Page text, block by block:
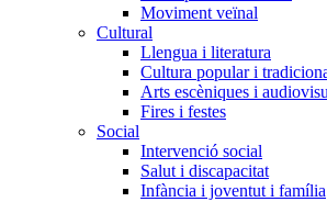
Moviment veïnal
Cultural
Llengua i literatura
Cultura popular i
Arts escèniques i
Fires i festes
Social
Intervenció social
Salut i discapacitat
Infància i joventut i família